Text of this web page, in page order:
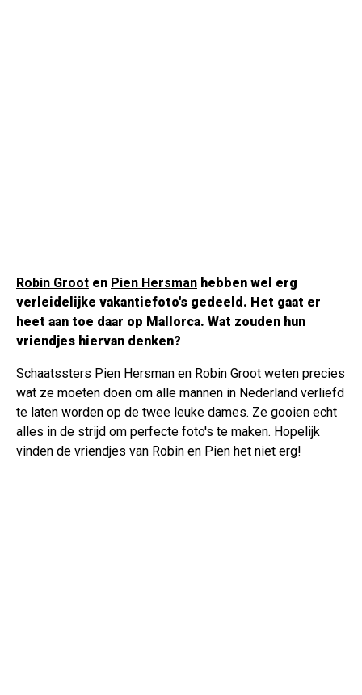
Robin Groot en Pien Hersman hebben wel erg
verleidelijke vakantiefoto's gedeeld. Het gaat er
heet aan toe daar op Mallorca. Wat zouden hun
vriendjes hiervan denken?
Schaatssters Pien Hersman en Robin Groot weten precies
wat ze moeten doen om alle mannen in Nederland verliefd
te laten worden op de twee leuke dames. Ze gooien echt
alles in de strijd om perfecte foto's te maken. Hopelijk
vinden de vriendjes van Robin en Pien het niet erg!